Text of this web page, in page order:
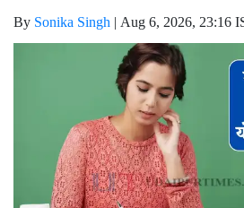
By Sonika Singh | Aug 6, 2026, 23:16